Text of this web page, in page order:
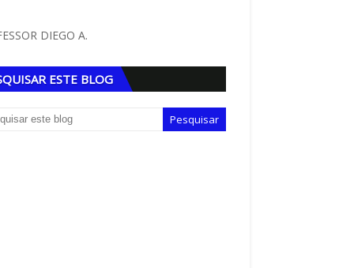
DIEGO A.
ESTE BLOG